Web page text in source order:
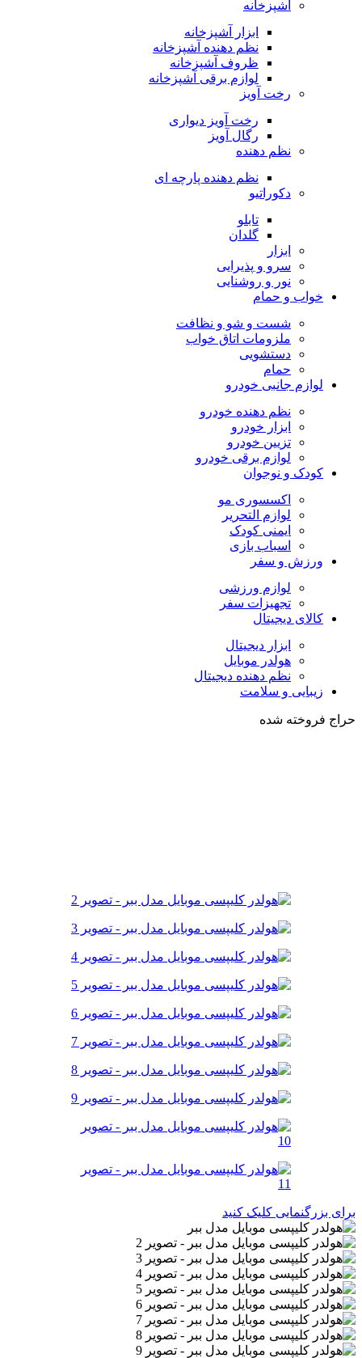
آشپزخانه
ابزار آشپزخانه
نظم دهنده آشپزخانه
ظروف آشپزخانه
لوازم برقی آشپزخانه
رخت آویز
رخت آویز دیواری
رگال آویز
نظم دهنده
نظم دهنده پارچه ای
دکوراتیو
تابلو
گلدان
ابزار
سرو و پذیرایی
نور و روشنایی
خواب و حمام
شست و شو و نظافت
ملزومات اتاق خواب
دستشویی
حمام
لوازم جانبی خودرو
نظم دهنده خودرو
ابزار خودرو
تزیین خودرو
لوازم برقی خودرو
کودک و نوجوان
اکسسوری مو
لوازم التحریر
ایمنی کودک
اسباب بازی
ورزش و سفر
لوازم ورزشی
تجهیزات سفر
کالای دیجیتال
ابزار دیجیتال
هولدر موبایل
نظم دهنده دیجیتال
زیبایی و سلامت
حراج فروخته شده
برای بزرگنمایی کلیک کنید